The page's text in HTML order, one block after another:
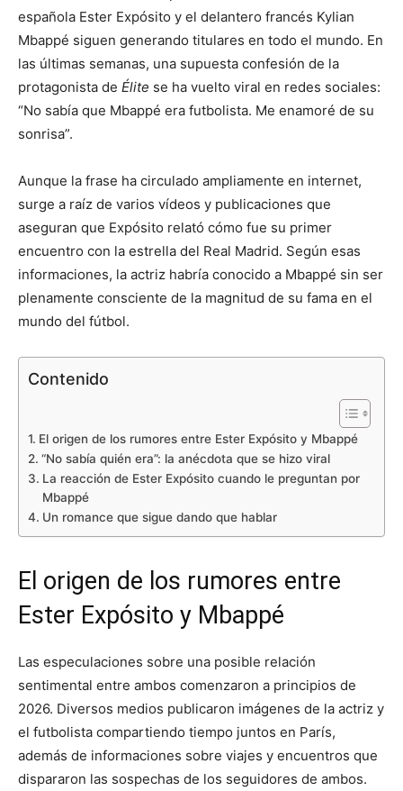
española Ester Expósito y el delantero francés Kylian
Mbappé siguen generando titulares en todo el mundo. En
las últimas semanas, una supuesta confesión de la
protagonista de Élite se ha vuelto viral en redes sociales:
“No sabía que Mbappé era futbolista. Me enamoré de su
sonrisa”.
Aunque la frase ha circulado ampliamente en internet,
surge a raíz de varios vídeos y publicaciones que
aseguran que Expósito relató cómo fue su primer
encuentro con la estrella del Real Madrid. Según esas
informaciones, la actriz habría conocido a Mbappé sin ser
plenamente consciente de la magnitud de su fama en el
mundo del fútbol.
Contenido
El origen de los rumores entre Ester Expósito y Mbappé
“No sabía quién era”: la anécdota que se hizo viral
La reacción de Ester Expósito cuando le preguntan por
Mbappé
Un romance que sigue dando que hablar
El origen de los rumores entre
Ester Expósito y Mbappé
Las especulaciones sobre una posible relación
sentimental entre ambos comenzaron a principios de
2026. Diversos medios publicaron imágenes de la actriz y
el futbolista compartiendo tiempo juntos en París,
además de informaciones sobre viajes y encuentros que
dispararon las sospechas de los seguidores de ambos.